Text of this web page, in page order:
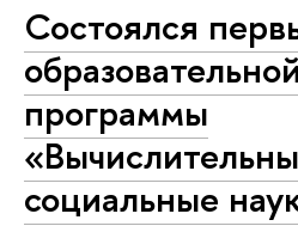
Состоялся
программы
социальные